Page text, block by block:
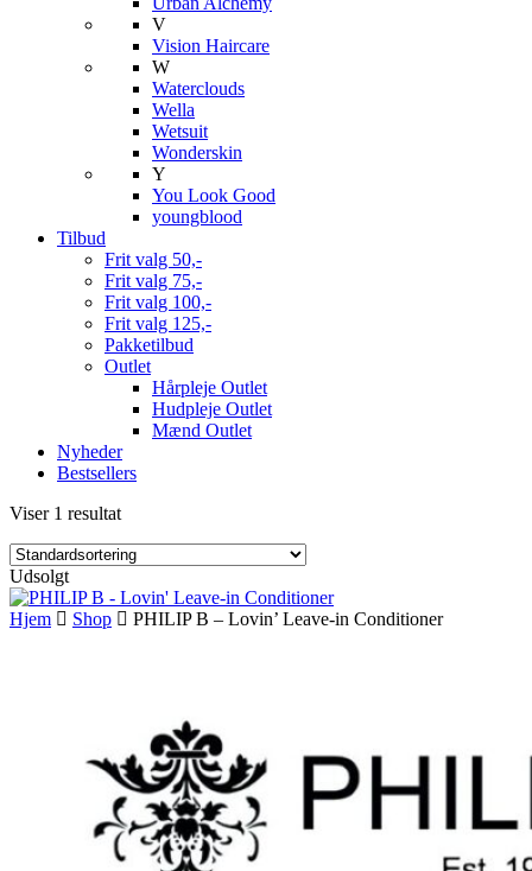
V
Vision Haircare
W
Waterclouds
Wella
Wetsuit
Wonderskin
Y
You Look Good
youngblood
Tilbud
Frit valg 50,-
Frit valg 75,-
Frit valg 100,-
Frit valg 125,-
Pakketilbud
Outlet
Hårpleje Outlet
Hudpleje Outlet
Mænd Outlet
Nyheder
Bestsellers
Viser 1 resultat
Udsolgt
Hjem Shop PHILIP B – Lovin’ Leave-in Conditioner